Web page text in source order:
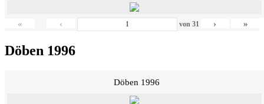
« ‹ von 31 › »
Döben 1996
Döben 1996